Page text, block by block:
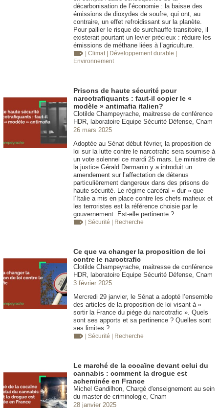
décarbonisation de l’économie : la baisse des
émissions de dioxydes de soufre, qui ont, au
contraire, un effet refroidissant sur la planète.
Pour pallier le risque de surchauffe transitoire, il
existerait pourtant un levier précieux : réduire les
émissions de méthane liées à l’agriculture.
| Climat | Développement durable
Environnement
Prisons de haute sécurité pour
narcotrafiquants : faut-il copier le «
modèle » antimafia italien?
Clotilde Champeyrache, maitresse de conférence
HDR, laboratoire Equipe Sécurité Défense, Cnam
26 mars 2025
Adoptée au Sénat début février, la proposition de
loi sur la lutte contre le narcotrafic sera soumise à
un vote solennel ce mardi 25 mars. Le ministre de
la justice Gérald Darmanin y a introduit un
amendement sur l’affectation de détenus
particulièrement dangereux dans des prisons de
haute sécurité. Le régime carcéral « dur » que
l’Italie a mis en place contre les chefs mafieux et
les terroristes est la référence choisie par le
gouvernement. Est-elle pertinente ?
| Sécurité | Recherche
Ce que va changer la proposition de loi
contre le narcotrafic
Clotilde Champeyrache, maitresse de conférence
HDR, laboratoire Equipe Sécurité Défense, Cnam
3 février 2025
Mercredi 29 janvier, le Sénat a adopté l’ensemble
des articles de la proposition de loi visant à «
sortir la France du piège du narcotrafic ». Quels
sont ses apports et sa pertinence ? Quelles sont
ses limites ?
| Sécurité | Recherche
Le marché de la cocaïne devant celui du
cannabis : comment la drogue est
acheminée en France
Michel Gandilhon, Chargé d'enseignement au sein
du master de criminologie, Cnam
28 janvier 2025